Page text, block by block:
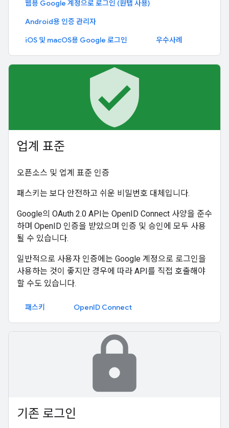
웹용 Google 계정으로 로그인 (원탭 사용)
Android용 인증 관리자
iOS 및 macOS용 Google 로그인
우수사례
verified_user
업계 표준
오픈소스 및 업계 표준 인증
패스키는 보다 안전하고 쉬운 비밀번호 대체입니다.
Google의 OAuth 2.0 API는 OpenID Connect 사양을 준수
하며 OpenID 인증을 받았으며 인증 및 승인에 모두 사용
될 수 있습니다.
일반적으로 사용자 인증에는 Google 계정으로 로그인을
사용하는 것이 좋지만 경우에 따라 API를 직접 호출해야
할 수도 있습니다.
패스키 OpenID Connect
lock
기존 로그인